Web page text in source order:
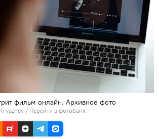
фильм онлайн. Архивное фото
/ Перейти в фотобанк